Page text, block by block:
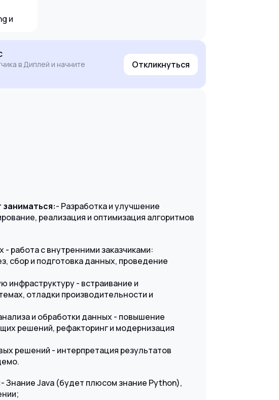
и
в Диплей и начните
Откликнуться
- Разработка и улучшение
реализация и оптимизация алгоритмов
работа с внутренними заказчиками:
сбор и подготовка данных, проведение
- встраивание и
отладки производительности и
и обработки данных - повышение
решений, рефакторинг и модернизация
решений - интерпретация результатов
- Знание Java (будет плюсом знание Python),